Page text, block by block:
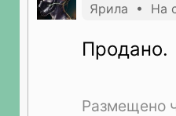
Ярила • На
Продано.
Размещено